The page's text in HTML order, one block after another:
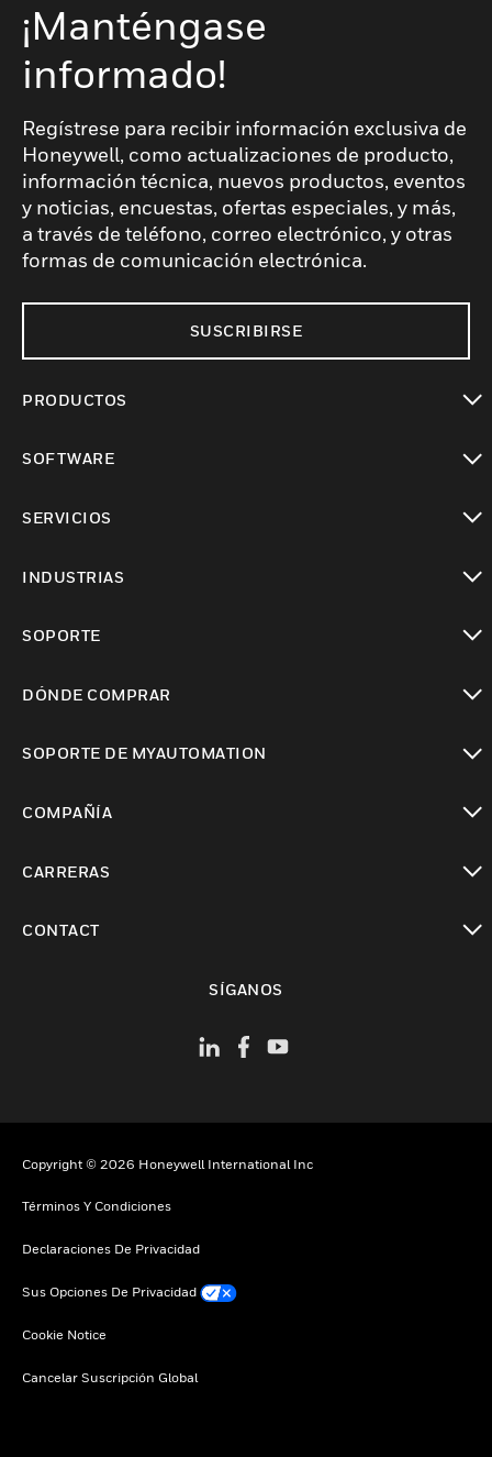
¡Manténgase
informado!
Regístrese para recibir información exclusiva de
Honeywell, como actualizaciones de producto,
información técnica, nuevos productos, eventos
y noticias, encuestas, ofertas especiales, y más,
a través de teléfono, correo electrónico, y otras
formas de comunicación electrónica.
SUSCRIBIRSE
PRODUCTOS
SOFTWARE
SERVICIOS
INDUSTRIAS
SOPORTE
DÓNDE COMPRAR
SOPORTE DE MYAUTOMATION
COMPAÑÍA
CARRERAS
CONTACT
SÍGANOS
Copyright © 2026 Honeywell International Inc
Términos Y Condiciones
Declaraciones De Privacidad
Sus Opciones De Privacidad
Cookie Notice
Cancelar Suscripción Global